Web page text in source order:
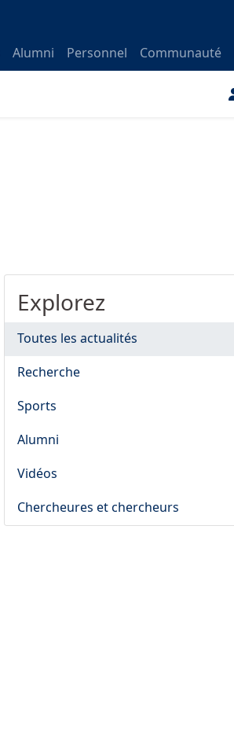
Alumni Personnel Communauté
Explorez
Toutes les actualités
Recherche
Sports
Alumni
Vidéos
Chercheures et chercheurs